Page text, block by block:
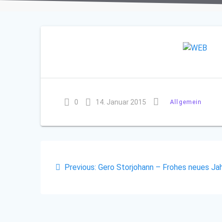
0 14. Januar 2015 Allgemein
Previous: Previous
Gero Storjohann – Frohes neues